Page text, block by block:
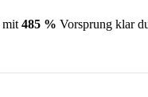
mit 485 % Vorsprung klar